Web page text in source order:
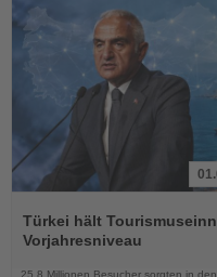
Sie
die
Nachrichten
Türkei hält
Vorjahresniveau
25,8 Millionen Besucher sorgten in